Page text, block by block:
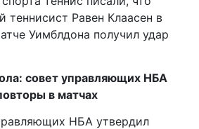
теннисист Равен Клаасен в
Уимблдона получил удар
совет управляющих НБА
в матчах
НБА утвердил